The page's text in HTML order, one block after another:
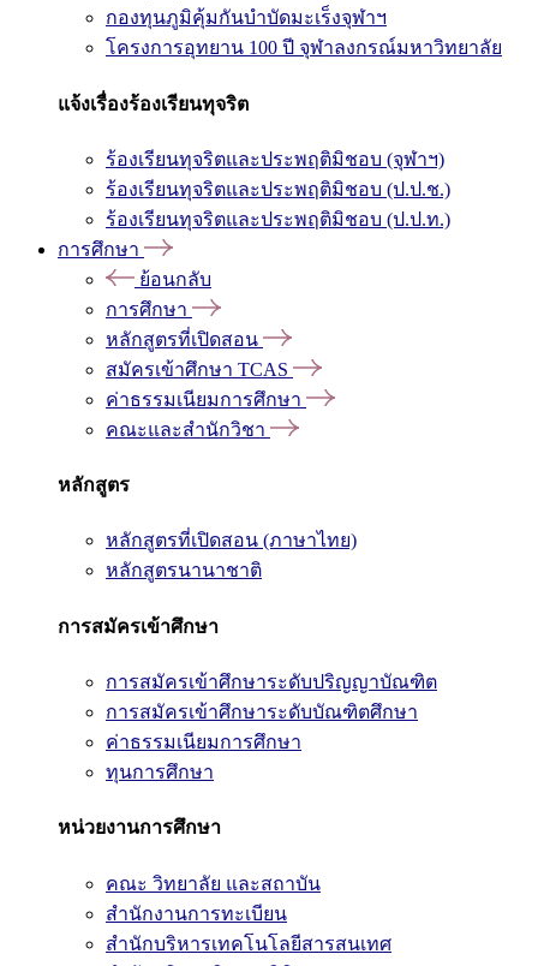
กองทุนภูมิคุ้มกันบำบัดมะเร็งจุฬาฯ
โครงการอุทยาน 100 ปี จุฬาลงกรณ์มหาวิทยาลัย
แจ้งเรื่องร้องเรียนทุจริต
ร้องเรียนทุจริตและประพฤติมิชอบ (จุฬาฯ)
ร้องเรียนทุจริตและประพฤติมิชอบ (ป.ป.ช.)
ร้องเรียนทุจริตและประพฤติมิชอบ (ป.ป.ท.)
การศึกษา
ย้อนกลับ
การศึกษา
หลักสูตรที่เปิดสอน
สมัครเข้าศึกษา TCAS
ค่าธรรมเนียมการศึกษา
คณะและสำนักวิชา
หลักสูตร
หลักสูตรที่เปิดสอน (ภาษาไทย)
หลักสูตรนานาชาติ
การสมัครเข้าศึกษา
การสมัครเข้าศึกษาระดับปริญญาบัณฑิต
การสมัครเข้าศึกษาระดับบัณฑิตศึกษา
ค่าธรรมเนียมการศึกษา
ทุนการศึกษา
หน่วยงานการศึกษา
คณะ วิทยาลัย และสถาบัน
สำนักงานการทะเบียน
สำนักบริหารเทคโนโลยีสารสนเทศ